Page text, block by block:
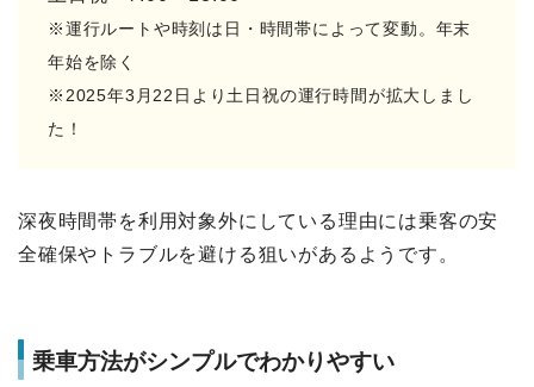
※運行ルートや時刻は日・時間帯によって変動。年末
年始を除く
※2025年3月22日より土日祝の運行時間が拡大しまし
た！
深夜時間帯を利用対象外にしている理由には乗客の安
全確保やトラブルを避ける狙いがあるようです。
乗車方法がシンプルでわかりやすい